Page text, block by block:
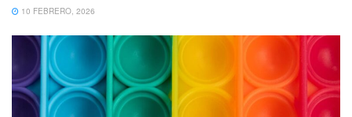
10 FEBRERO, 2026